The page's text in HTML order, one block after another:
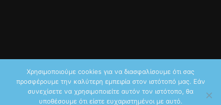
© 2026 by iTechNews.gr
Χρησιμοποιούμε cookies για να διασφαλίσουμε ότι σας
προσφέρουμε την καλύτερη εμπειρία στον ιστότοπό μας. Εάν
συνεχίσετε να χρησιμοποιείτε αυτόν τον ιστότοπο, θα
υποθέσουμε ότι είστε ευχαριστημένοι με αυτό.